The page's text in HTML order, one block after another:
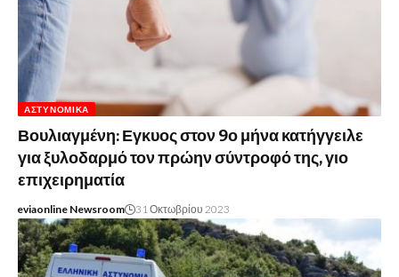
ΑΣΤΥΝΟΜΙΚΆ
Βουλιαγμένη: Εγκυος στον 9ο μήνα κατήγγειλε
για ξυλοδαρμό τον πρώην σύντροφό της, γιο
επιχειρηματία
eviaonline Newsroom 31 Οκτωβρίου 2023